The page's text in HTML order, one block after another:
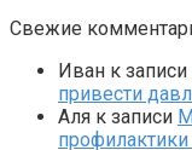
Свежие
Иван к записи
привести
Аля к записи
профилактики